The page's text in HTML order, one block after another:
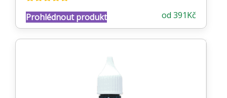
4.74z 5 od 391Kč
Prohlédnout produkt